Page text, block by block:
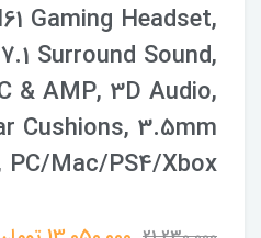
Gaming Headset,
Surround Sound,
& AMP, 3D Audio,
Cushions, 3.5mm
PC/Mac/PS4/Xbox